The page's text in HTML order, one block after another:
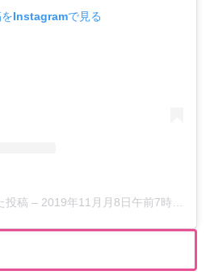
をInstagramで見る
投稿 – 2019年11月月8日午前7時18分PST